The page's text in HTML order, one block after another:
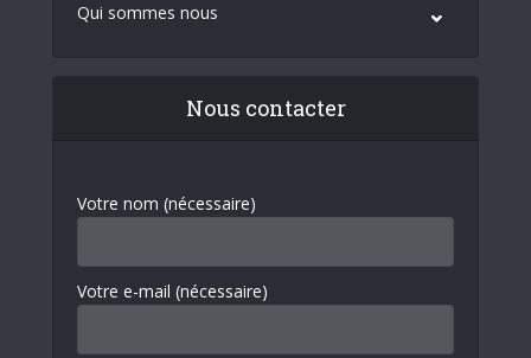
Qui sommes nous
Nous contacter
Votre nom (nécessaire)
Votre e-mail (nécessaire)